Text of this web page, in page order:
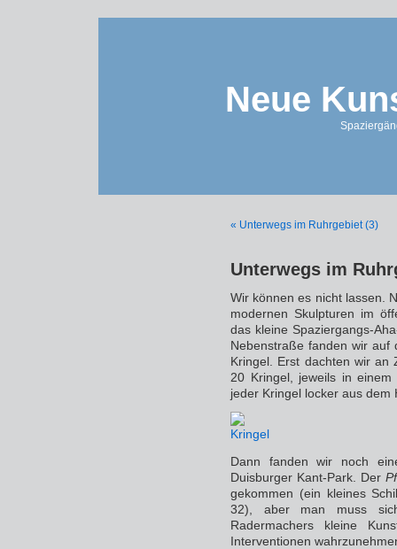
Neue
« Unterwegs im Ruhrgebiet (3)
Unterwegs im
Wir können es nicht lassen.
modernen Skulpturen im
das kleine Spaziergangs-
Nebenstraße fanden wir auf
Kringel. Erst dachten wir an
20 Kringel, jeweils in
jeder Kringel locker aus
Dann fanden wir noch
Duisburger Kant-Park. Der
gekommen (ein kleines
32), aber man muss
Radermachers kleine
Interventionen